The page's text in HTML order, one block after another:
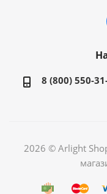
8 (800) 550-
2026 © Arlight